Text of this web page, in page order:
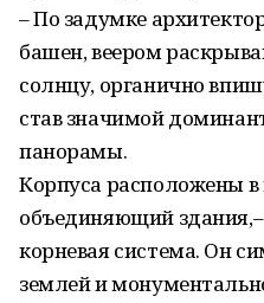
– По задумке
башен, веером
солнцу, органично
став значимой
панорамы.
Корпуса расположены в
объединяющий здания,–
корневая система. Он
землей и